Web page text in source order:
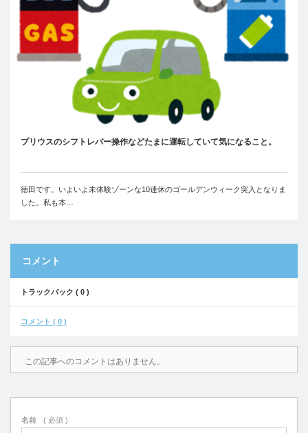
プリウスのシフトレバー操作などたまに運転していて気になること。
徳田です。いよいよ未体験ゾーンな10連休のゴールデンウィーク突入となりま
した。私も本…
コメント
トラックバック ( 0 )
コメント ( 0 )
この記事へのコメントはありません。
名前 ( 必須 )